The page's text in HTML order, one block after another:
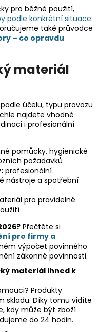
pro běžné použití,
podle konkrétní situace.
také průvodce
– co opravdu
materiál
účelu, typu provozu
najdete vhodné
i profesionální
pomůcky, hygienické
požadavků
profesionální
nástroje a spotřební
pro pravidelné
Přečtěte si
pro firmy a
výpočet povinného
zákonné povinnosti.
materiál ihned k
Produkty
skladu. Díky tomu vidíte
kdy může být zboží
do 24 hodin.